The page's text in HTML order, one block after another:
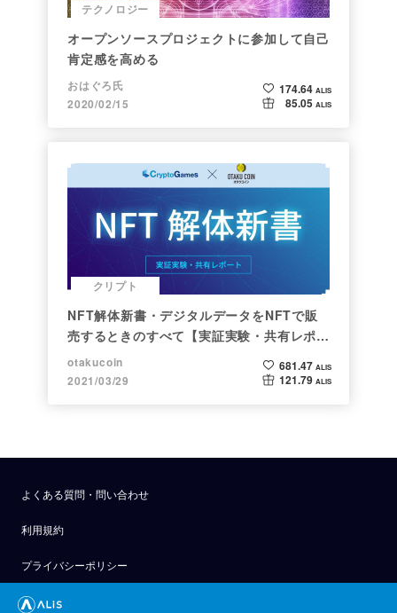
テクノロジー
オープンソースプロジェクトに参加して自己
肯定感を高める
おはぐろ氏
2020/02/15
174.64 ALIS
85.05 ALIS
クリプト
NFT解体新書・デジタルデータをNFTで販
売するときのすべて【実証実験・共有レポー
ト】
otakucoin
2021/03/29
681.47 ALIS
121.79 ALIS
よくある質問・問い合わせ
利用規約
プライバシーポリシー
公式アナウンス